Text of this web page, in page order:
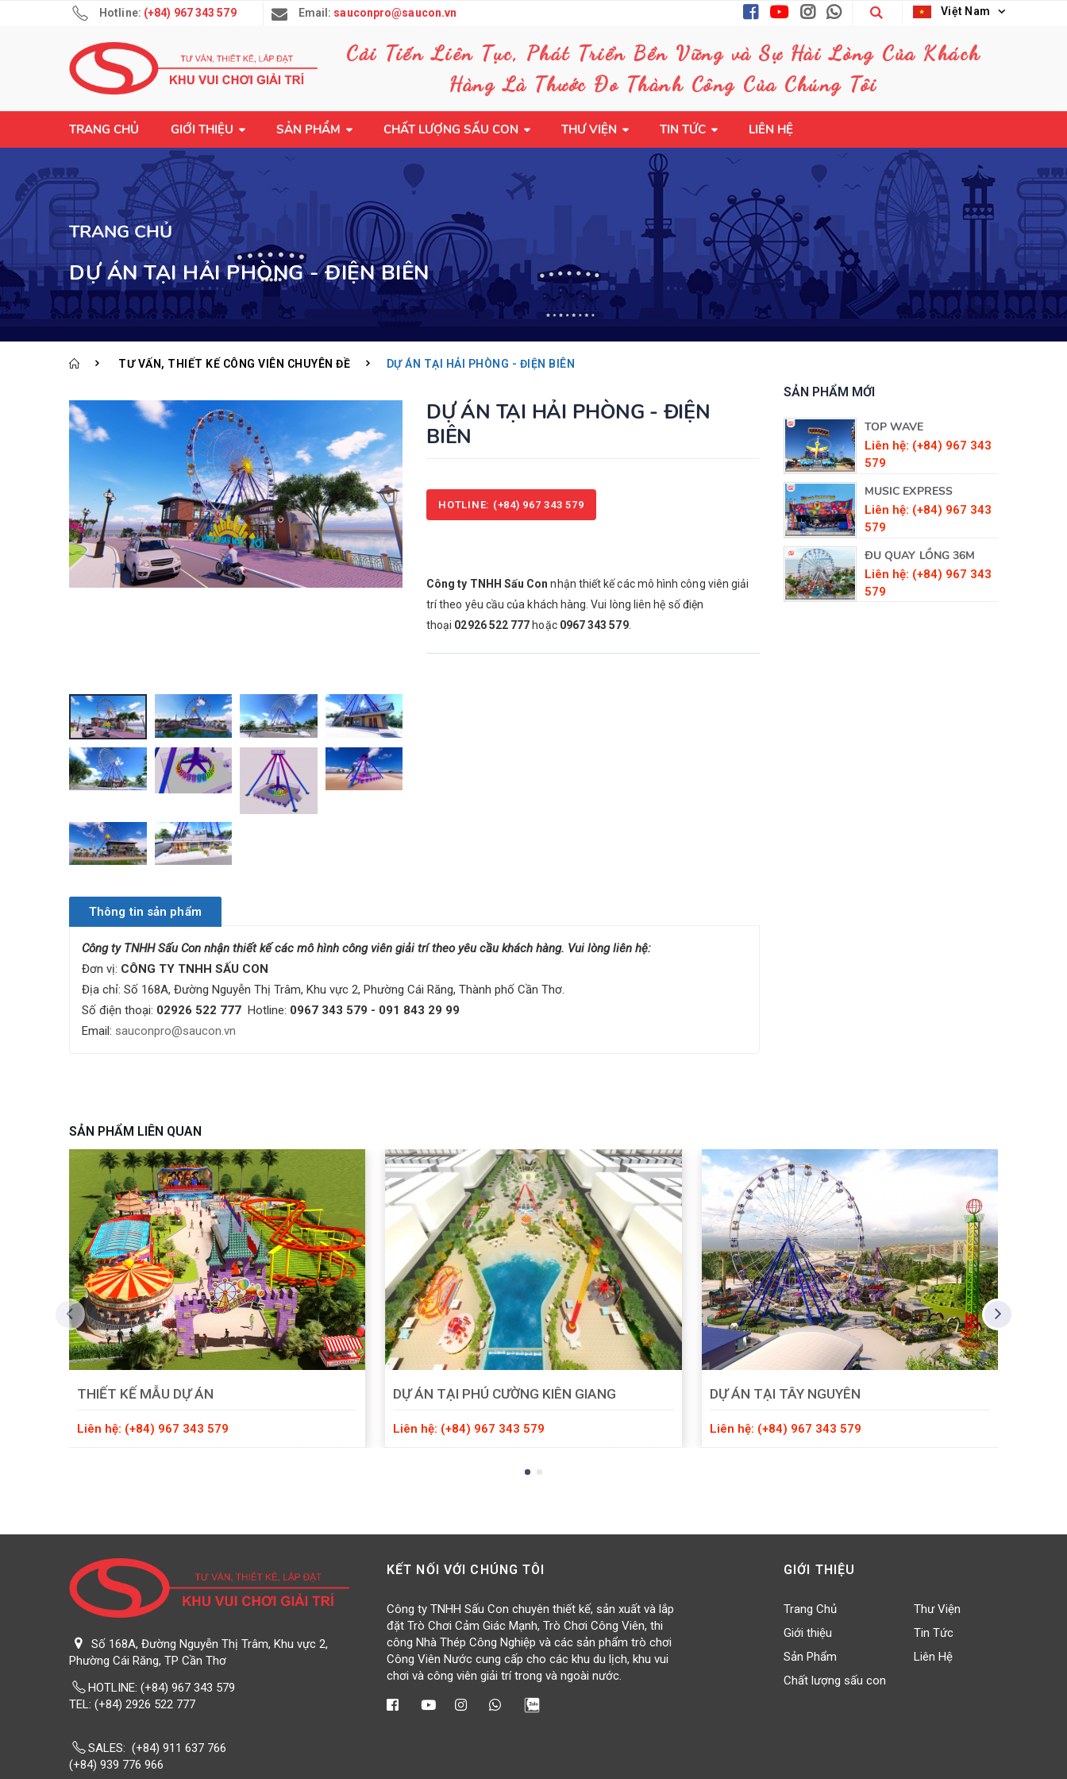
Hotline: (+84) 967 343 579 Email: sauconpro@saucon.vn Việt Nam
Cải Tiến Liên Tục, Phát Triển Bền Vững và Sự Hài Lòng Của Khách
Hàng Là Thước Đo Thành Công Của Chúng Tôi
TRANG CHỦ GIỚI THIỆU SẢN PHẨM CHẤT LƯỢNG SẤU CON THƯ VIỆN TIN TỨC LIÊN HỆ
TRANG CHỦ
DỰ ÁN TẠI HẢI PHÒNG - ĐIỆN BIÊN
TƯ VẤN, THIẾT KẾ CÔNG VIÊN CHUYÊN ĐỀ DỰ ÁN TẠI HẢI PHÒNG - ĐIỆN BIÊN
DỰ ÁN TẠI HẢI PHÒNG - ĐIỆN
BIÊN
HOTLINE: (+84) 967 343 579
Công ty TNHH Sấu Con nhận thiết kế các mô hình công viên giải
trí theo yêu cầu của khách hàng. Vui lòng liên hệ số điện
thoại 02926 522 777 hoặc0967 343 579.
Thông tin sản phẩm
Công ty TNHH Sấu Con nhận thiết kế các mô hình công viên giải trí theo yêu cầu khách hàng. Vui lòng liên hệ:
Đơn vị: CÔNG TY TNHH SẤU CON
Địa chỉ: Số 168A, Đường Nguyễn Thị Trâm, Khu vực 2, Phường Cái Răng, Thành phố Cần Thơ.
Số điện thoại: 02926 522 777 Hotline: 0967 343 579 - 091 843 29 99
Email: sauconpro@saucon.vn
SẢN PHẨM MỚI
TOP WAVE
Liên hệ: (+84) 967 343
MUSIC EXPRESS
Liên hệ: (+84) 967 343
579
TOP WAVE
579
TOP WAVE
Liên hệ: (+84) 967 343
579
MUSIC EXPRESS
Liên hệ: (+84) 967 343
579
ĐU QUAY LỒNG 36M
Liên hệ: (+84) 967 343
579
SẢN PHẨM LIÊN QUAN
THIẾT KẾ MẪU DỰ ÁN
Liên hệ: (+84) 967 343 579
DỰ ÁN TẠI PHÚ CƯỜNG KIÊN GIANG
Liên hệ: (+84) 967 343 579
DỰ ÁN TẠI TÂY NGUYÊN
Liên hệ: (+84) 967 343 579
Số 168A, Đường Nguyễn Thị Trâm, Khu vực 2,
Phường Cái Răng, TP Cần Thơ
HOTLINE:(+84) 967 343 579
TEL: (+84) 2926 522 777 ‎‎‎‎‎‎ ‎ ‎ ‎ ‎ ‎ ‎ ‎ ‎ ‎ ‎ ‎ ‎ ‎ ‎ ‎ ‎ ‎ ‎ ‎ ‎ ‎ ‎ ‎ ‎ ‎ ‎ ‎ ‎ ‎ ‎ ‎ ‎ ‎ ‎ ‎ ‎ ‎ ‎ ‎ ‎ ‎ ‎ ‎ ‎ ‎ ‏‎‎ ‎ ‎ ‎ ‎ ‎
SALES: (+84) 911 637 766
(+84) 939 776 966
KẾT NỐI VỚI CHÚNG TÔI
Công ty TNHH Sấu Con chuyên thiết kế, sản xuất và lắp
đặt Trò Chơi Cảm Giác Mạnh, Trò Chơi Công Viên, thi
công Nhà Thép Công Nghiệp và các sản phẩm trò chơi
Công Viên Nước cung cấp cho các khu du lịch, khu vui
chơi và công viên giải trí trong và ngoài nước.
GIỚI THIỆU
Trang Chủ
Giới thiệu
Sản Phẩm
Chất lượng sấu con
Thư Viện
Tin Tức
Liên Hệ